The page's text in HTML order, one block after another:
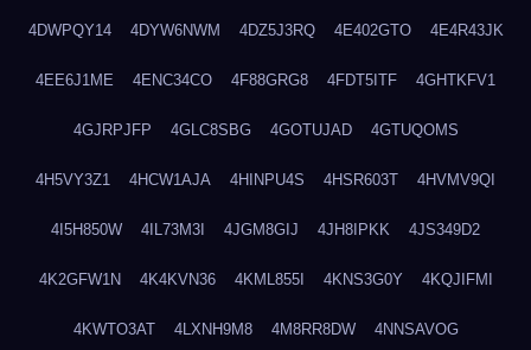
4DWPQY14 4DYW6NWM 4DZ5J3RQ 4E402GTO 4E4R43JK
4EE6J1ME 4ENC34CO 4F88GRG8 4FDT5ITF 4GHTKFV1
4GJRPJFP 4GLC8SBG 4GOTUJAD 4GTUQOMS
4H5VY3Z1 4HCW1AJA 4HINPU4S 4HSR603T 4HVMV9QI
4I5H850W 4IL73M3I 4JGM8GIJ 4JH8IPKK 4JS349D2
4K2GFW1N 4K4KVN36 4KML855I 4KNS3G0Y 4KQJIFMI
4KWTO3AT 4LXNH9M8 4M8RR8DW 4NNSAVOG